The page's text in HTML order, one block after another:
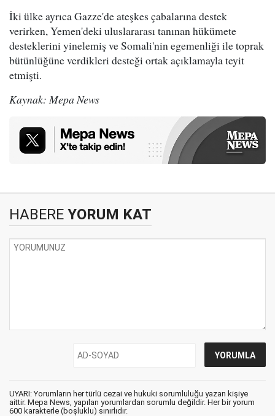
İki ülke ayrıca Gazze'de ateşkes çabalarına destek
verirken, Yemen'deki uluslararası tanınan hükümete
desteklerini yinelemiş ve Somali'nin egemenliği ile toprak
bütünlüğüne verdikleri desteği ortak açıklamayla teyit
etmişti.
Kaynak: Mepa News
HABERE YORUM KAT
UYARI: Yorumların her türlü cezai ve hukuki sorumluluğu yazan kişiye
aittir. Mepa News, yapılan yorumlardan sorumlu değildir. Her bir yorum
600 karakterle (boşluklu) sınırlıdır.